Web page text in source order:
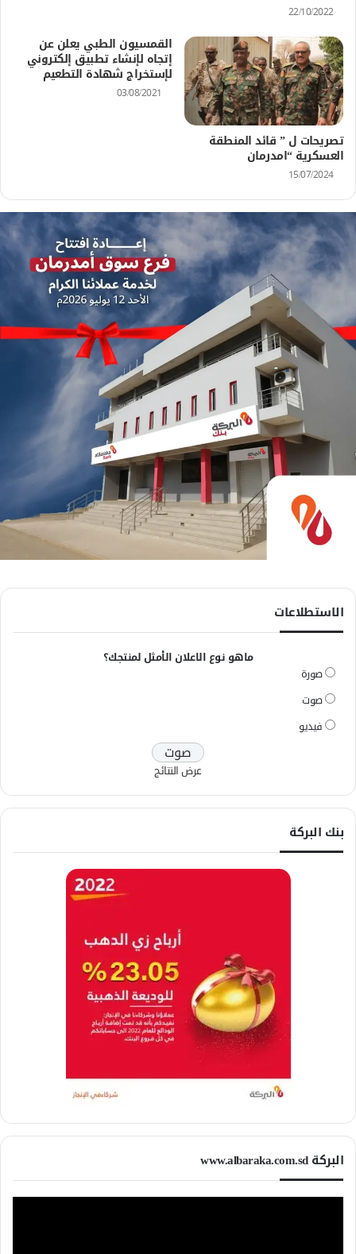
22/10/2022
تصريحات ل ” قائد المنطقة
العسكرية “امدرمان
15/07/2024
القمسيون الطبي يعلن عن
إتجاه لإنشاء تطبيق إلكتروني
لإستخراج شهادة التطعيم
03/08/2021
الاستطلاعات
ماهو نوع الاعلان الأمثل لمنتجك؟
صورة
صوت
فيديو
عرض النتائج
بنك البركة
البركة www.albaraka.com.sd